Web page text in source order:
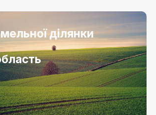
ділянки